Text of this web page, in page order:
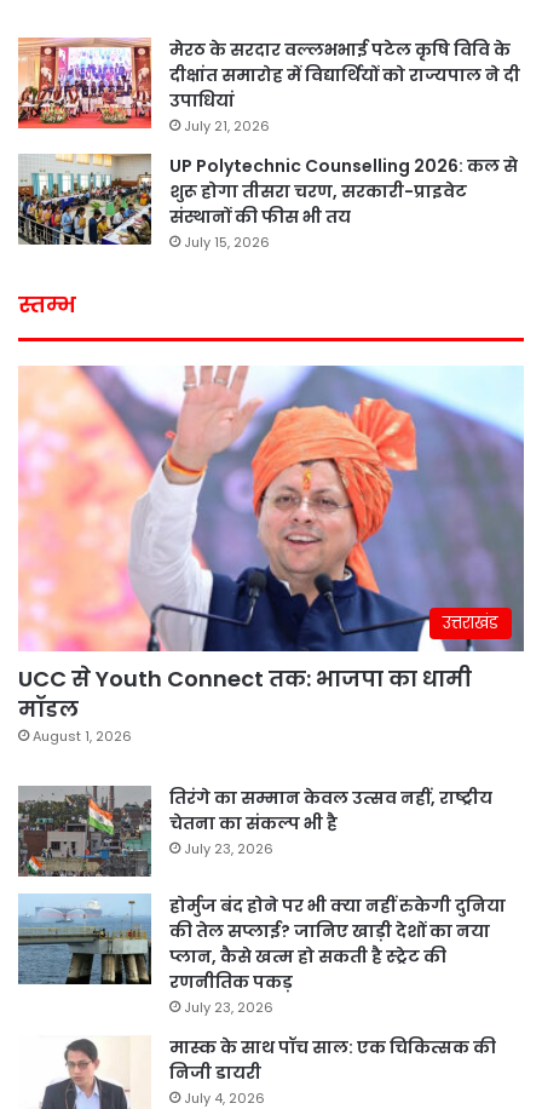
मेरठ के सरदार वल्लभभाई पटेल कृषि विवि के
दीक्षांत समारोह में विद्यार्थियों को राज्यपाल ने दी
उपाधियां
July 21, 2026
UP Polytechnic Counselling 2026: कल से
शुरू होगा तीसरा चरण, सरकारी-प्राइवेट
संस्थानों की फीस भी तय
July 15, 2026
स्तम्भ
उत्तराखंड
UCC से Youth Connect तक: भाजपा का धामी
मॉडल
August 1, 2026
तिरंगे का सम्मान केवल उत्सव नहीं, राष्ट्रीय
चेतना का संकल्प भी है
July 23, 2026
होर्मुज बंद होने पर भी क्या नहीं रुकेगी दुनिया
की तेल सप्लाई? जानिए खाड़ी देशों का नया
प्लान, कैसे खत्म हो सकती है स्ट्रेट की
रणनीतिक पकड़
July 23, 2026
मास्क के साथ पॉच साल: एक चिकित्सक की
निजी डायरी
July 4, 2026